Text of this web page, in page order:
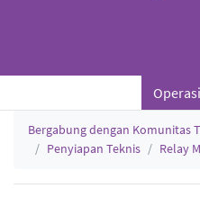
Bergabung dengan Komunitas
Penyiapan Teknis
Relay